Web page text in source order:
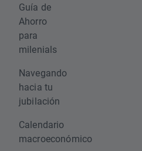
Guía de
Ahorro
para
milenials
Navegando
hacia tu
jubilación
Calendario
macroeconómico